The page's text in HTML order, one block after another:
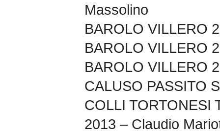
Massolino
BAROLO VILLERO
BAROLO VILLERO
BAROLO VILLERO
CALUSO PASSITO
COLLI TORTONESI
2013 – Claudio